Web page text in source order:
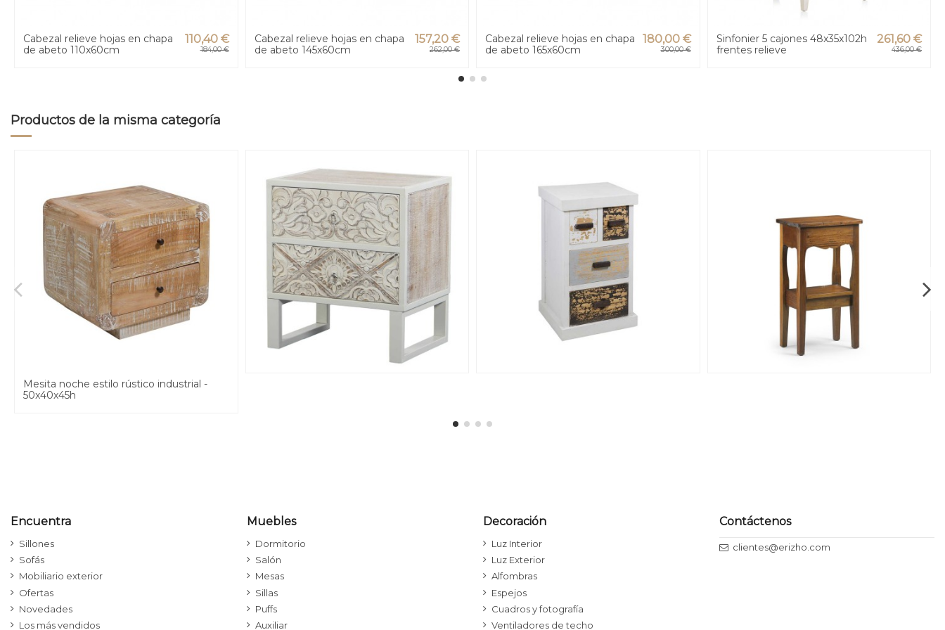
Cabezal relieve hojas en chapa
de abeto 110x60cm
110,40 €
184,00 €
Cabezal relieve hojas en chapa
de abeto 145x60cm
157,20 €
262,00 €
Cabezal relieve hojas en chapa
de abeto 165x60cm
180,00 €
300,00 €
Sinfonier 5 cajones 48x35x102h
frentes relieve
261,60 €
436,00 €
Productos de la misma categoría
Mesita noche estilo rústico industrial -
50x40x45h
Encuentra
Sillones
Sofás
Mobiliario exterior
Ofertas
Novedades
Los más vendidos
Muebles
Dormitorio
Salón
Mesas
Sillas
Puffs
Auxiliar
Decoración
Luz Interior
Luz Exterior
Alfombras
Espejos
Cuadros y fotografía
Ventiladores de techo
Contáctenos
clientes@erizho.com